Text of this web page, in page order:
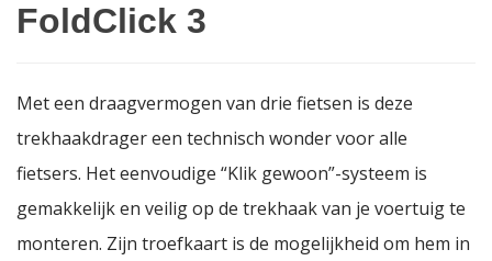
FoldClick 3
Met een draagvermogen van drie fietsen is deze
trekhaakdrager een technisch wonder voor alle
fietsers. Het eenvoudige “Klik gewoon”-systeem is
gemakkelijk en veilig op de trekhaak van je voertuig te
monteren. Zijn troefkaart is de mogelijkheid om hem in